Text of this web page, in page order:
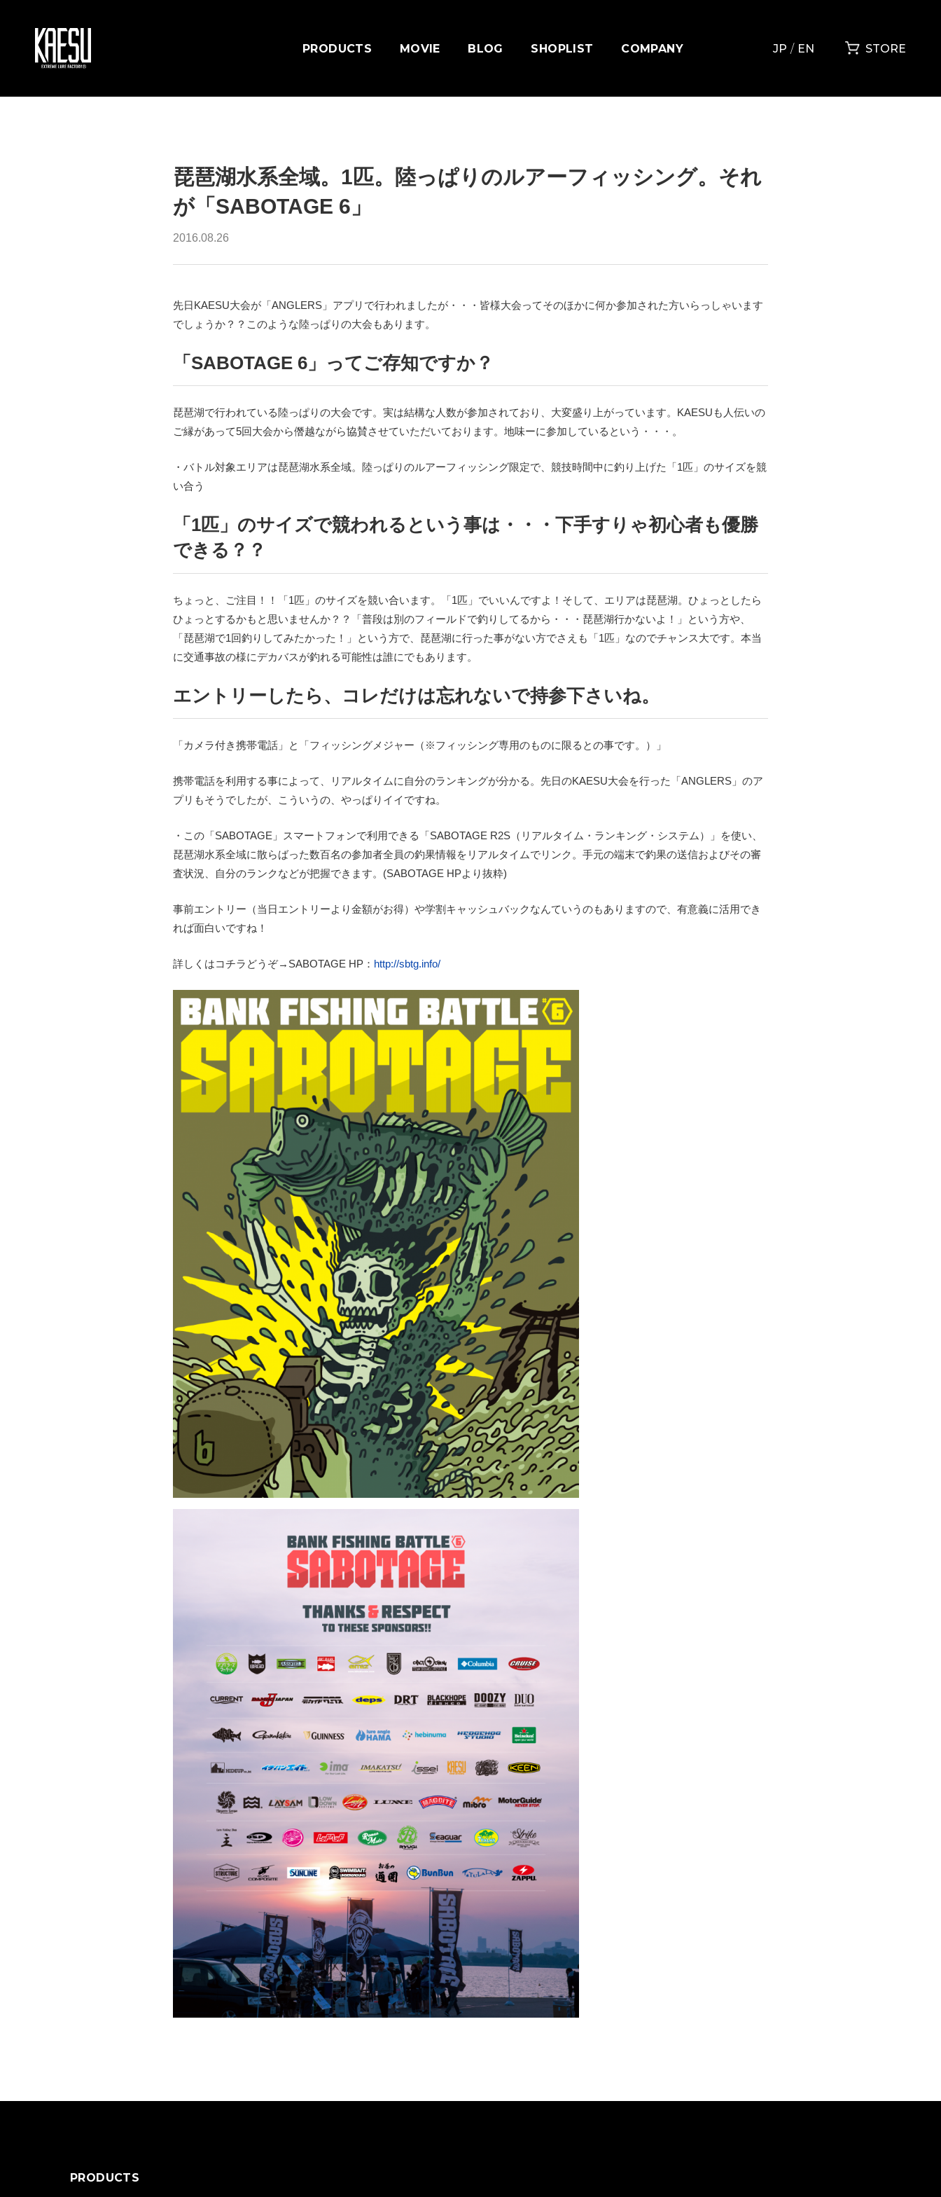
PRODUCTS MOVIE BLOG SHOPLIST COMPANY EN
JP STORE
琵琶湖水系全域。1匹。陸っぱりのルアーフィッシング。それ
が「SABOTAGE 6」
2016.08.26
先日KAESU大会が「ANGLERS」アプリで行われましたが・・・皆様大会ってそのほかに何か参加された方いらっしゃいます
でしょうか？？このような陸っぱりの大会もあります。
「SABOTAGE 6」ってご存知ですか？
琵琶湖で行われている陸っぱりの大会です。実は結構な人数が参加されており、大変盛り上がっています。KAESUも人伝いの
ご縁があって5回大会から僭越ながら協賛させていただいております。地味ーに参加しているという・・・。
・バトル対象エリアは琵琶湖水系全域。陸っぱりのルアーフィッシング限定で、競技時間中に釣り上げた「1匹」のサイズを競
い合う
「1匹」のサイズで競われるという事は・・・下手すりゃ初心者も優勝
できる？？
ちょっと、ご注目！！「1匹」のサイズを競い合います。「1匹」でいいんですよ！そして、エリアは琵琶湖。ひょっとしたら
ひょっとするかもと思いませんか？？「普段は別のフィールドで釣りしてるから・・・琵琶湖行かないよ！」という方や、
「琵琶湖で1回釣りしてみたかった！」という方で、琵琶湖に行った事がない方でさえも「1匹」なのでチャンス大です。本当
に交通事故の様にデカバスが釣れる可能性は誰にでもあります。
エントリーしたら、コレだけは忘れないで持参下さいね。
「カメラ付き携帯電話」と「フィッシングメジャー（※フィッシング専用のものに限るとの事です。）」
携帯電話を利用する事によって、リアルタイムに自分のランキングが分かる。先日のKAESU大会を行った「ANGLERS」のア
プリもそうでしたが、こういうの、やっぱりイイですね。
・この「SABOTAGE」スマートフォンで利用できる「SABOTAGE R2S（リアルタイム・ランキング・システム）」を使い、
琵琶湖水系全域に散らばった数百名の参加者全員の釣果情報をリアルタイムでリンク。手元の端末で釣果の送信およびその審
査状況、自分のランクなどが把握できます。(SABOTAGE HPより抜粋)
事前エントリー（当日エントリーより金額がお得）や学割キャッシュバックなんていうのもありますので、有意義に活用でき
れば面白いですね！
詳しくはコチラどうぞ→SABOTAGE HP： http://sbtg.info/
PRODUCTS